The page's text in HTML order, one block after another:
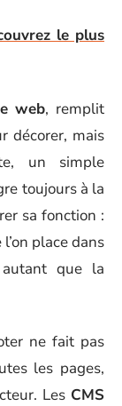
le plus
web, remplit
décorer, mais
un simple
toujours à la
sa fonction :
place dans
que la
ne fait pas
les pages,
Les CMS